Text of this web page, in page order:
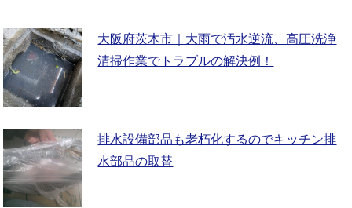
大阪府茨木市｜大雨で汚水逆流、高圧洗浄
清掃作業でトラブルの解決例！
排水設備部品も老朽化するのでキッチン排
水部品の取替